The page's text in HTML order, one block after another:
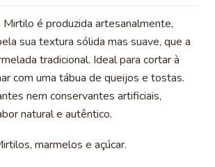
é produzida artesanalmente,
sua textura sólida mas suave, que a
tradicional. Ideal para cortar à
com uma tábua de queijos e tostas.
nem conservantes artificiais,
natural e autêntico.
marmelos e açúcar.